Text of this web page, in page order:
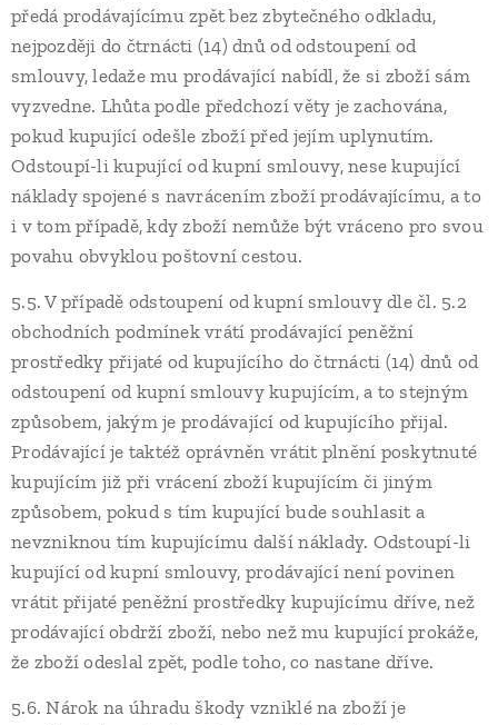
předá prodávajícímu zpět bez zbytečného odkladu,
nejpozději do čtrnácti (14) dnů od odstoupení od
smlouvy, ledaže mu prodávající nabídl, že si zboží sám
vyzvedne. Lhůta podle předchozí věty je zachována,
pokud kupující odešle zboží před jejím uplynutím.
Odstoupí-li kupující od kupní smlouvy, nese kupující
náklady spojené s navrácením zboží prodávajícímu, a to
i v tom případě, kdy zboží nemůže být vráceno pro svou
povahu obvyklou poštovní cestou.
5.5. V případě odstoupení od kupní smlouvy dle čl. 5.2
obchodních podmínek vrátí prodávající peněžní
prostředky přijaté od kupujícího do čtrnácti (14) dnů od
odstoupení od kupní smlouvy kupujícím, a to stejným
způsobem, jakým je prodávající od kupujícího přijal.
Prodávající je taktéž oprávněn vrátit plnění poskytnuté
kupujícím již při vrácení zboží kupujícím či jiným
způsobem, pokud s tím kupující bude souhlasit a
nevzniknou tím kupujícímu další náklady. Odstoupí-li
kupující od kupní smlouvy, prodávající není povinen
vrátit přijaté peněžní prostředky kupujícímu dříve, než
prodávající obdrží zboží, nebo než mu kupující prokáže,
že zboží odeslal zpět, podle toho, co nastane dříve.
5.6. Nárok na úhradu škody vzniklé na zboží je